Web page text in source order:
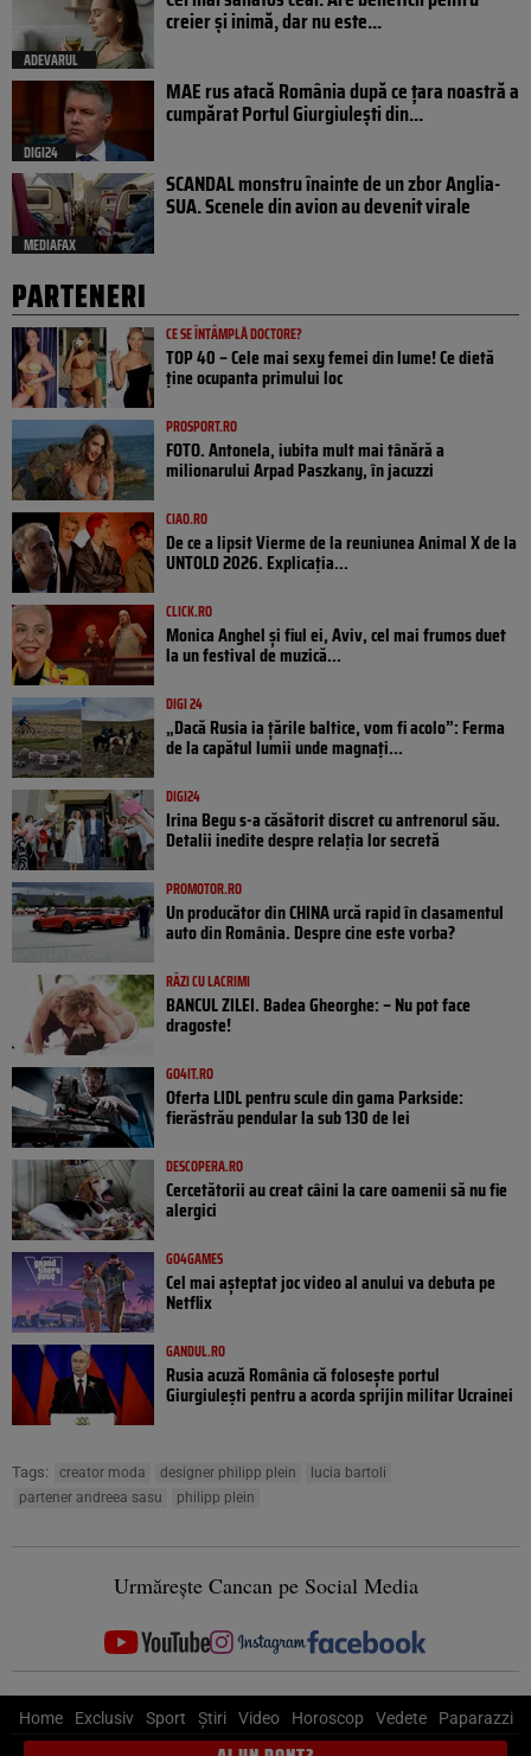
ADEVARUL
creier și inimă, dar nu este...
DIGI24
MAE rus atacă România după ce țara noastră a
cumpărat Portul Giurgiulești din...
MEDIAFAX
SCANDAL monstru înainte de un zbor Anglia-
SUA. Scenele din avion au devenit virale
PARTENERI
CE SE ÎNTÂMPLĂ DOCTORE?
TOP 40 – Cele mai sexy femei din lume! Ce dietă
ține ocupanta primului loc
PROSPORT.RO
FOTO. Antonela, iubita mult mai tânără a
milionarului Arpad Paszkany, în jacuzzi
CIAO.RO
De ce a lipsit Vierme de la reuniunea Animal X de la
UNTOLD 2026. Explicația...
CLICK.RO
Monica Anghel și fiul ei, Aviv, cel mai frumos duet
la un festival de muzică...
DIGI 24
„Dacă Rusia ia țările baltice, vom fi acolo”: Ferma
de la capătul lumii unde magnați...
DIGI24
Irina Begu s-a căsătorit discret cu antrenorul său.
Detalii inedite despre relația lor secretă
PROMOTOR.RO
Un producător din CHINA urcă rapid în clasamentul
auto din România. Despre cine este vorba?
RÂZI CU LACRIMI
BANCUL ZILEI. Badea Gheorghe: – Nu pot face
dragoste!
GO4IT.RO
Oferta LIDL pentru scule din gama Parkside:
fierăstrău pendular la sub 130 de lei
DESCOPERA.RO
Cercetătorii au creat câini la care oamenii să nu fie
alergici
GO4GAMES
Cel mai așteptat joc video al anului va debuta pe
Netflix
GANDUL.RO
Rusia acuză România că folosește portul
Giurgiulești pentru a acorda sprijin militar Ucrainei
Tags: creator moda designer philipp plein
lucia bartoli
partener andreea sasu
philipp plein
Urmărește Cancan pe Social Media
Home Exclusiv Sport Știri Video Horoscop Vedete Paparazzi